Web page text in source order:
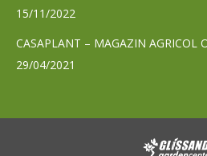
15/11/2022
CASAPLANT – MAGAZIN AGRICOL
29/04/2021